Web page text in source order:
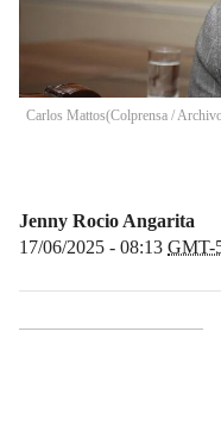
Carlos Mattos(Colprensa /
Jenny Rocio Angarita
17/06/2025 - 08:13 GMT-